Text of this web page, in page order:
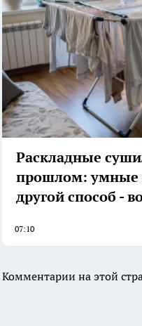
Раскладные
прошлом: умные
другой способ -
07:10
Комментарии на этой